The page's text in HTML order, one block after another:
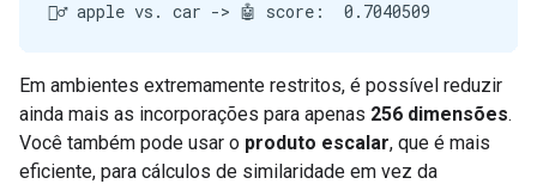
Em ambientes extremamente restritos, é possível reduzir
ainda mais as incorporações para apenas 256 dimensões.
Você também pode usar o produto escalar, que é mais
eficiente, para cálculos de similaridade em vez da